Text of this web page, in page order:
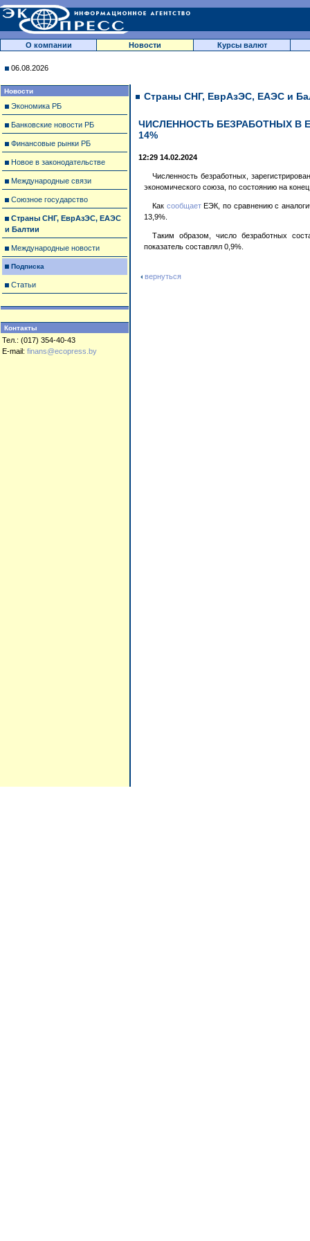
О компании Новости Курсы валют
06.08.2026
Новости
Экономика РБ
Банковские новости РБ
Финансовые рынки РБ
Новое в законодательстве
Международные связи
Союзное государство
Страны СНГ, ЕврАзЭС, ЕАЭС
и Балтии
Международные новости
Подписка
Статьи
Контакты
Тел.: (017) 354-40-43
E-mail: finans@ecopress.by
Страны СНГ, ЕврАзЭС, ЕАЭС и
ЧИСЛЕННОСТЬ БЕЗРАБОТНЫХ В
14%
12:29 14.02.2024
Численность безработных,
экономического союза, по состоянию на
Как сообщаетЕЭК, по сравнению с
13,9%.
Таким образом, число безработных
показатель составлял 0,9%.
вернуться